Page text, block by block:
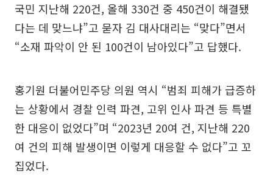
국민 지난해 220건, 올해 330건 중 450건이 해결됐
다는 데 맞느냐”고 묻자 김 대사대리는 “맞다”면서
“소재 파악이 안 된 100건이 남아있다”고 답했다.
홍기원 더불어민주당 의원 역시 “범죄 피해가 급증하
는 상황에서 경찰 인력 파견, 고위 인사 파견 등 특별
한 대응이 없었다”며 “2023년 20여 건, 지난해 220
여 건의 피해 발생이면 이렇게 대응할 수 없다”고 꼬
집었다.